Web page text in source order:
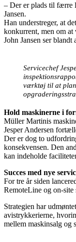
– Der er plads til færre
Jansen.
Han understreger, at
konkurrent, men om at
John Jansen ser
Servicechef
værktøj til at
Hold maskinerne i
Müller Martinis
Jesper Andersen
Der er dog to
konsekvensen. Den
kan indeholde
Succes med nye
For tre år siden
RemoteLine og on-site
Strategien har
avistrykkerierne,
mellem maskinsalg og